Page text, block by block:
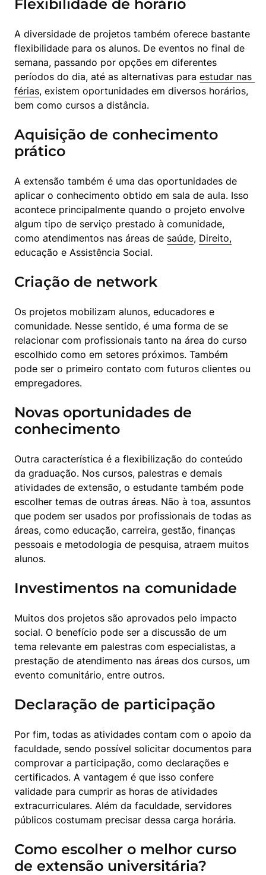
Flexibilidade de horário
A diversidade de projetos também oferece bastante
flexibilidade para os alunos. De eventos no final de
semana, passando por opções em diferentes
períodos do dia, até as alternativas para estudar nas
férias, existem oportunidades em diversos horários,
bem como cursos a distância.
Aquisição de conhecimento
prático
A extensão também é uma das oportunidades de
aplicar o conhecimento obtido em sala de aula. Isso
acontece principalmente quando o projeto envolve
algum tipo de serviço prestado à comunidade,
como atendimentos nas áreas de saúde, Direito,
educação e Assistência Social.
Criação de network
Os projetos mobilizam alunos, educadores e
comunidade. Nesse sentido, é uma forma de se
relacionar com profissionais tanto na área do curso
escolhido como em setores próximos. Também
pode ser o primeiro contato com futuros clientes ou
empregadores.
Novas oportunidades de
conhecimento
Outra característica é a flexibilização do conteúdo
da graduação. Nos cursos, palestras e demais
atividades de extensão, o estudante também pode
escolher temas de outras áreas. Não à toa, assuntos
que podem ser usados por profissionais de todas as
áreas, como educação, carreira, gestão, finanças
pessoais e metodologia de pesquisa, atraem muitos
alunos.
Investimentos na comunidade
Muitos dos projetos são aprovados pelo impacto
social. O benefício pode ser a discussão de um
tema relevante em palestras com especialistas, a
prestação de atendimento nas áreas dos cursos, um
evento comunitário, entre outros.
Declaração de participação
Por fim, todas as atividades contam com o apoio da
faculdade, sendo possível solicitar documentos para
comprovar a participação, como declarações e
certificados. A vantagem é que isso confere
validade para cumprir as horas de atividades
extracurriculares. Além da faculdade, servidores
públicos costumam precisar dessa carga horária.
Como escolher o melhor curso
de extensão universitária?